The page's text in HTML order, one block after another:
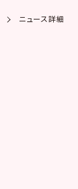
ニュース詳細